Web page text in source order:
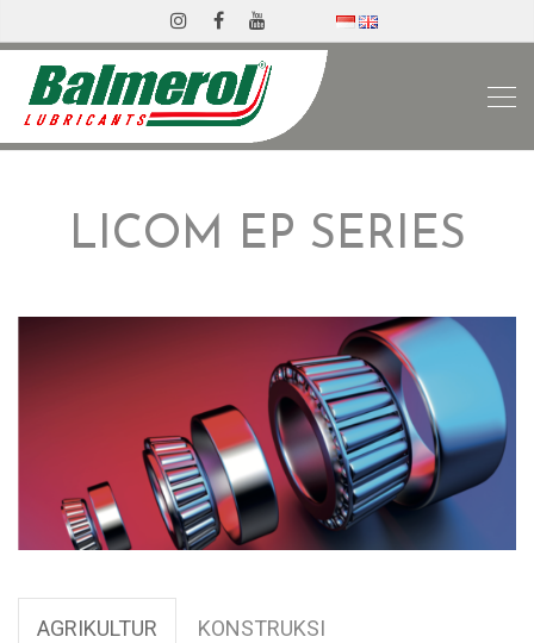
LICOM EP SERIES
AGRIKULTUR KONSTRUKSI